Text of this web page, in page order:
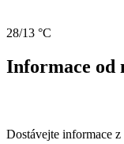
28/13 °C
Informace od
Dostávejte informace